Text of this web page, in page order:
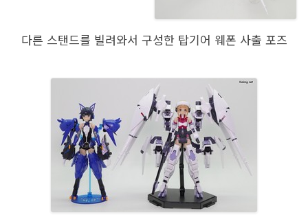
다른 스탠드를 빌려와서 구성한 탑기어 웨폰 사출 포즈